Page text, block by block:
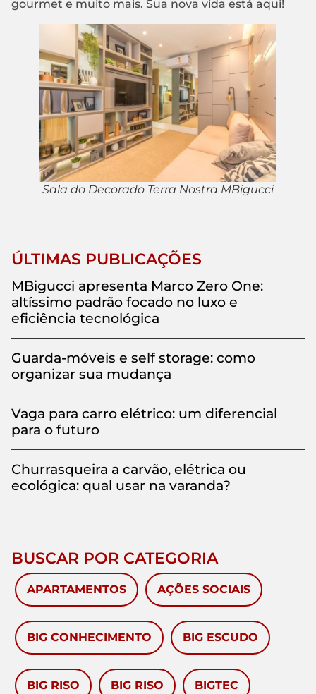
gourmet e muito mais. Sua nova vida está aqui!
Sala do Decorado Terra Nostra MBigucci
ÚLTIMAS PUBLICAÇÕES
MBigucci apresenta Marco Zero One:
altíssimo padrão focado no luxo e
eficiência tecnológica
Guarda-móveis e self storage: como
organizar sua mudança
Vaga para carro elétrico: um diferencial
para o futuro
Churrasqueira a carvão, elétrica ou
ecológica: qual usar na varanda?
BUSCAR POR CATEGORIA
APARTAMENTOS AÇÕES SOCIAIS
BIG CONHECIMENTO BIG ESCUDO
BIG RISO BIG RISO BIGTEC